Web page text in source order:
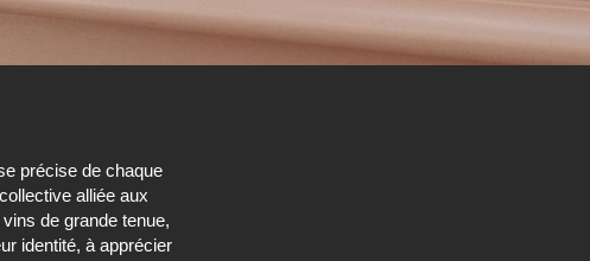
précise de chaque
alliée aux
de grande tenue,
identité, à apprécier